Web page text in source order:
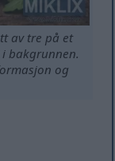
av tre på et
bakgrunnen.
og